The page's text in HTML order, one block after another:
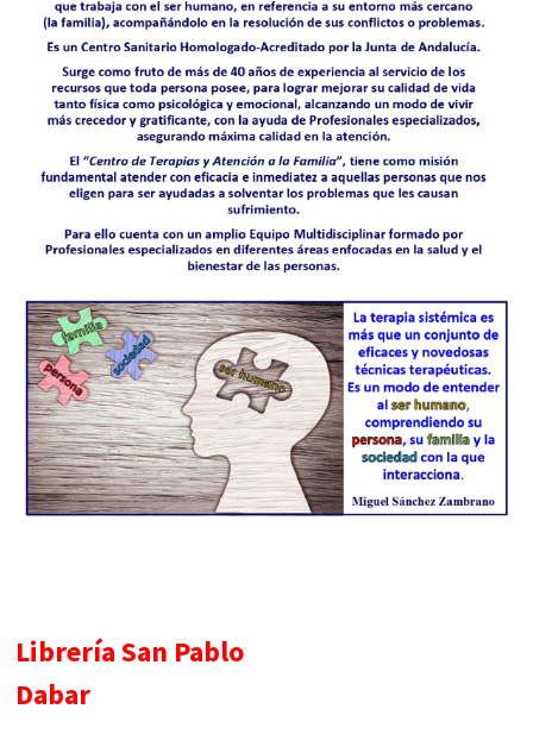
Librería San Pablo
Dabar